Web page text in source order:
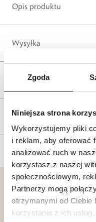
Zgoda
Niniejsza strona
Wykorzystujemy pliki
i reklam, aby oferować
analizować ruch w
korzystasz z naszej
społecznościowym,
Partnerzy mogą
otrzymanymi od Ciebie
korzystania z ich usług.
Opis produktu
Wysyłka
Reklamacje i zwroty
Tagi